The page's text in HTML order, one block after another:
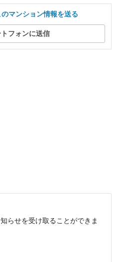
マンション情報を送る
フォンに送信
らせを受け取ることができま